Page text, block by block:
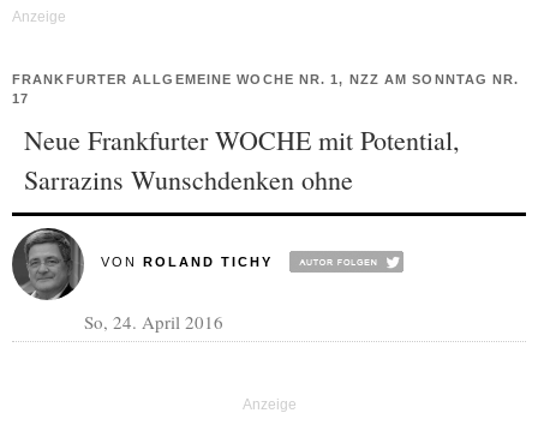
FRANKFURTER ALLGEMEINE WOCHE NR. 1, NZZ AM SONNTAG NR.
17
Neue Frankfurter WOCHE mit Potential,
Sarrazins Wunschdenken ohne
VON ROLAND TICHY
So, 24. April 2016